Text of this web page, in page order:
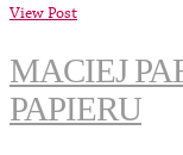
View Post
MACIEJ
PAPIERU